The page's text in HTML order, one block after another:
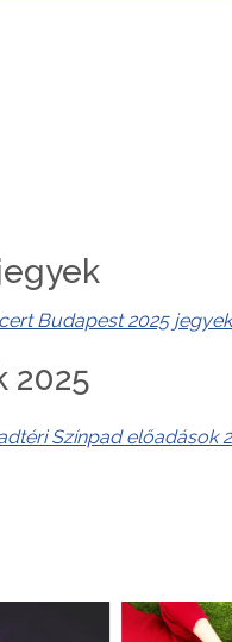
Budapest 2025 jegyek
2025
Színpad előadások